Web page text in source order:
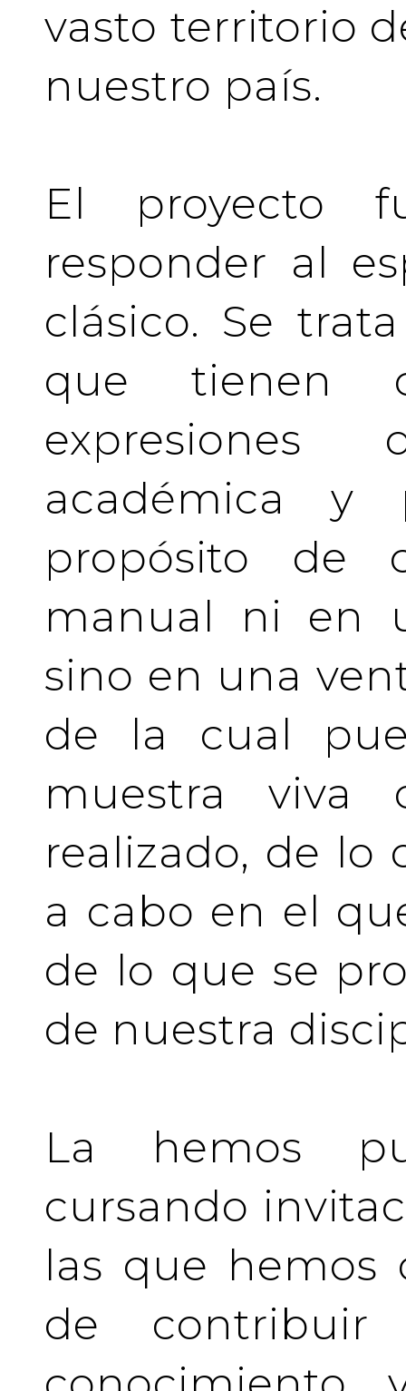
vasto territorio
nuestro país.
El proyecto
responder al
clásico. Se
que tienen
académica y
propósito de
manual ni en
sino en una
de la cual
muestra
realizado, de lo
a cabo en el
de lo que se
de nuestra
La hemos
cursando
las que hemos
de contribuir